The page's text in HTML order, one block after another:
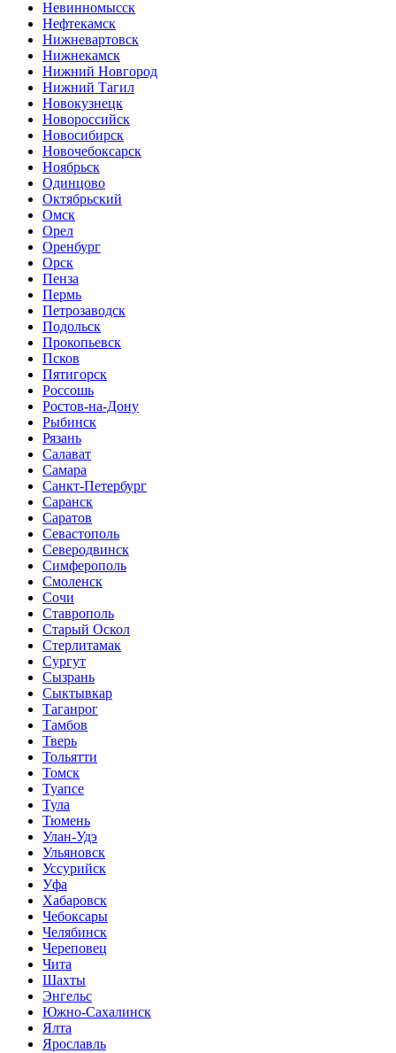
Невинномысск
Нефтекамск
Нижневартовск
Нижнекамск
Нижний Новгород
Нижний Тагил
Новокузнецк
Новороссийск
Новосибирск
Новочебоксарск
Ноябрьск
Одинцово
Октябрьский
Омск
Орел
Оренбург
Орск
Пенза
Пермь
Петрозаводск
Подольск
Прокопьевск
Псков
Пятигорск
Россошь
Ростов-на-Дону
Рыбинск
Рязань
Салават
Самара
Санкт-Петербург
Саранск
Саратов
Севастополь
Северодвинск
Симферополь
Смоленск
Сочи
Ставрополь
Старый Оскол
Стерлитамак
Сургут
Сызрань
Сыктывкар
Таганрог
Тамбов
Тверь
Тольятти
Томск
Туапсе
Тула
Тюмень
Улан-Удэ
Ульяновск
Уссурийск
Уфа
Хабаровск
Чебоксары
Челябинск
Череповец
Чита
Шахты
Энгельс
Южно-Сахалинск
Ялта
Ярославль